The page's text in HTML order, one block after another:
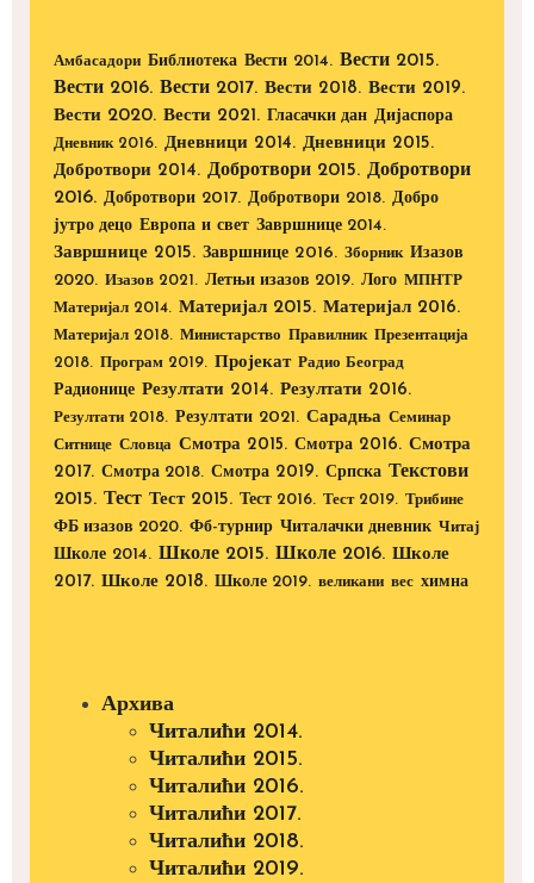
Амбасадори Библиотека Вести 2014. Вести 2015.
Вести 2016. Вести 2017. Вести 2018. Вести 2019.
Вести 2020. Вести 2021. Гласачки дан Дијаспора
Дневник 2016. Дневници 2014. Дневници 2015.
Добротвори 2014. Добротвори 2015. Добротвори
2016. Добротвори 2017. Добротвори 2018. Добро
јутро децо Европа и свет Завршнице 2014.
Завршнице 2015. Завршнице 2016. Зборник Изазов
2020. Изазов 2021. Летњи изазов 2019. Лого МПНТР
Материјал 2014. Материјал 2015. Материјал 2016.
Материјал 2018. Министарство Правилник Презентација
2018. Програм 2019. Пројекат Радио Београд
Радионице Резултати 2014. Резултати 2016.
Резултати 2018. Резултати 2021. Сарадња Семинар
Ситнице Словца Смотра 2015. Смотра 2016. Смотра
2017. Смотра 2018. Смотра 2019. Српска Текстови
2015. Тест Тест 2015. Тест 2016. Тест 2019. Трибине
ФБ изазов 2020. Фб-турнир Читалачки дневник Читај
Школе 2014. Школе 2015. Школе 2016. Школе
2017. Школе 2018. Школе 2019. великани вес химна
Архива
Читалићи 2014.
Читалићи 2015.
Читалићи 2016.
Читалићи 2017.
Читалићи 2018.
Читалићи 2019.